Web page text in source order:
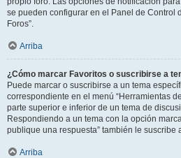
se pueden configurar en el Panel de Control
Foros”.
Arriba
¿Cómo marcar Favoritos o suscribirse a
Puede marcar o suscribirse a un tema
correspondiente en el menú “Herramientas
parte superior e inferior de un tema de
Respondiendo a un tema con la opción
publique una respuesta” también le suscribe
Arriba